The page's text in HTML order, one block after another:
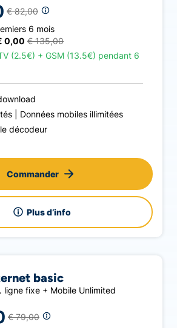
€ 82,00
6 mois
0,00 € 135,00
(2.5€) + GSM (13.5€) pendant 6
Données mobiles illimitées
décodeur
Plus d’info
Commander
basic
ligne fixe + Mobile Unlimited
€ 79,00